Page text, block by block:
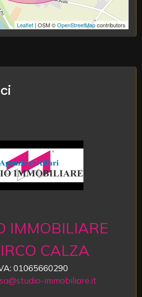
Leaflet| OSM ©OpenStreetMapcontributors
IMMOBILIARE
CALZA
01065660290
immobiliare.it